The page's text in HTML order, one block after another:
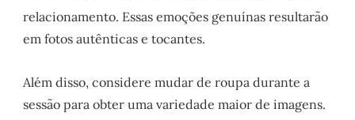
relacionamento. Essas emoções genuínas resultarão
em fotos autênticas e tocantes.
Além disso, considere mudar de roupa durante a
sessão para obter uma variedade maior de imagens.